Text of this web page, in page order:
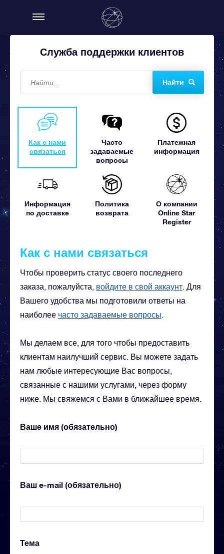
Служба поддержки клиентов
Найти
Как с нами
связаться
Часто
задаваемые
вопросы
Платежная
информация
Информация
по доставке
Политика
возврата
О компании
Online Star
Register
Как с нами связаться
Чтобы проверить статус своего последнего
заказа, пожалуйста, войдите в свой аккаунт. Для
Вашего удобства мы подготовили ответы на
наиболее часто задаваемые вопросы.
Мы делаем все, для того чтобы предоставить
клиентам наилучший сервис. Вы можете задать
нам любые интересующие Вас вопросы,
связанные с нашими услугами, через форму
ниже. Мы свяжемся с Вами в ближайшее время.
Ваше имя (обязательно)
Ваш e-mail (обязательно)
Тема